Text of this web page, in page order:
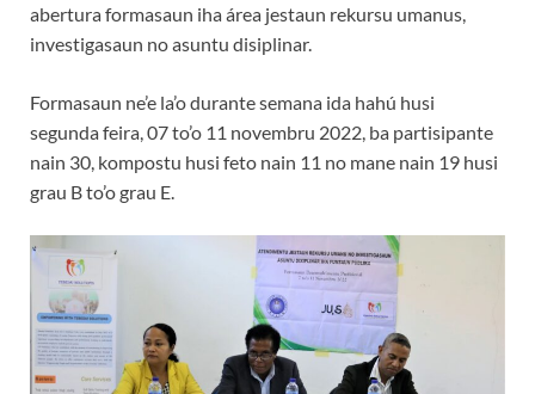
abertura formasaun iha área jestaun rekursu umanus,
investigasaun no asuntu disiplinar.
Formasaun ne’e la’o durante semana ida hahú husi
segunda feira, 07 to’o 11 novembru 2022, ba partisipante
nain 30, kompostu husi feto nain 11 no mane nain 19 husi
grau B to’o grau E.